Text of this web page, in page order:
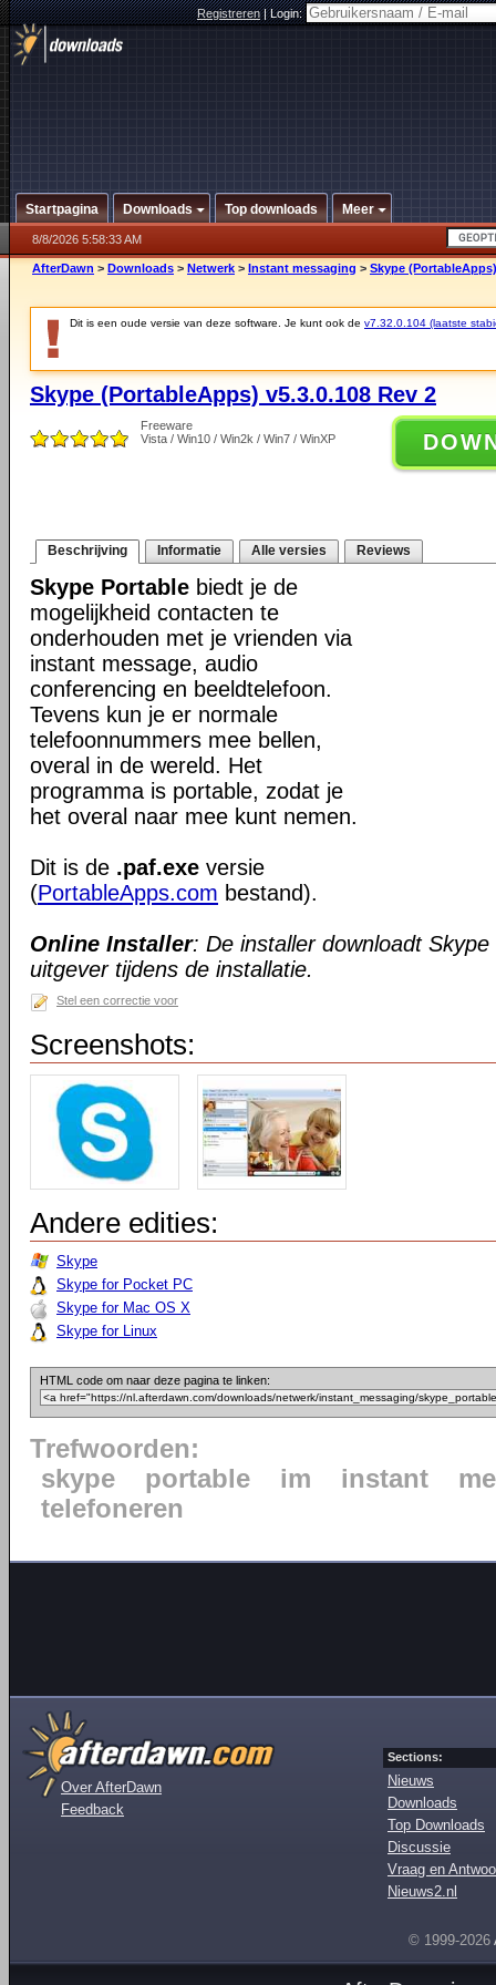
Registreren|Login:
Startpagina Downloads Top downloads Meer
8/8/2026 5:58:33 AM
AfterDawn > Downloads > Netwerk > Instant messaging > Skype
Dit is een oude versie van deze software. Je kunt ook de v7.32.0.104 (laatste
Skype (PortableApps) v5.3.0.108 Rev 2
Freeware
Vista / Win10 / Win2k / Win7 / WinXP
Beschrijving Informatie Alle versies Reviews
Skype Portable biedt je de
mogelijkheid contacten te
onderhouden met je vrienden via
instant message, audio
conferencing en beeldtelefoon.
Tevens kun je er normale
telefoonnummers mee bellen,
overal in de wereld. Het
programma is portable, zodat je
het overal naar mee kunt nemen.
Dit is de .paf.exe versie
(PortableApps.com bestand).
Online Installer: De installer downloadt
uitgever tijdens de installatie.
Stel een correctie voor
Screenshots:
Andere edities:
Skype
Skype for Pocket PC
Skype for Mac OS X
Skype for Linux
HTML code om naar deze pagina te linken:
Trefwoorden:
skype
portable im instant
telefoneren
Over AfterDawn
Feedback
Sections:
Nieuws
Downloads
Top Downloads
Discussie
Vraag en
Nieuws2.nl
© 1999-2026